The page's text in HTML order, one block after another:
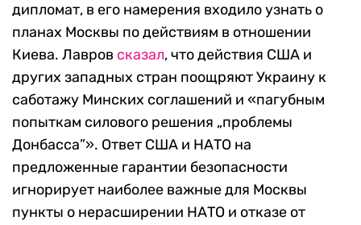
дипломат, в его намерения входило узнать о
планах Москвы по действиям в отношении
Киева. Лавров сказал, что действия США и
других западных стран поощряют Украину к
саботажу Минских соглашений и «пагубным
попыткам силового решения „проблемы
Донбасса”». Ответ США и НАТО на
предложенные гарантии безопасности
игнорирует наиболее важные для Москвы
пункты о нерасширении НАТО и отказе от